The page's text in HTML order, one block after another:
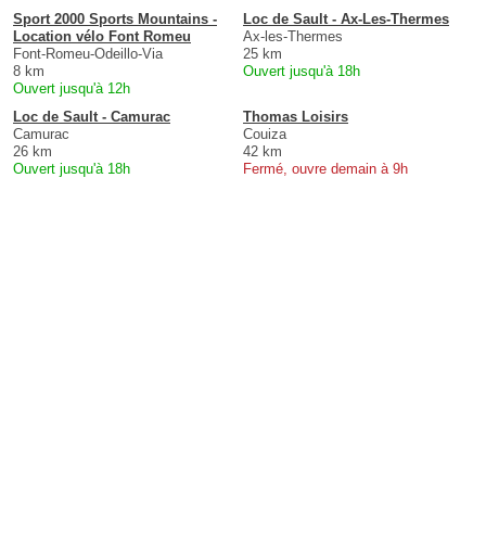
Sport 2000 Sports Mountains -
Location vélo Font Romeu
Font-Romeu-Odeillo-Via
8 km
Ouvert jusqu'à 12h
Loc de Sault - Ax-Les-Thermes
Ax-les-Thermes
25 km
Ouvert jusqu'à 18h
Loc de Sault - Camurac
Camurac
26 km
Ouvert jusqu'à 18h
Thomas Loisirs
Couiza
42 km
Fermé, ouvre demain à 9h